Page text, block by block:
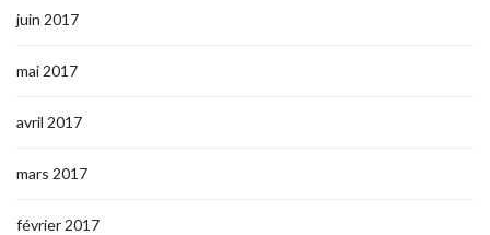
juin 2017
mai 2017
avril 2017
mars 2017
février 2017